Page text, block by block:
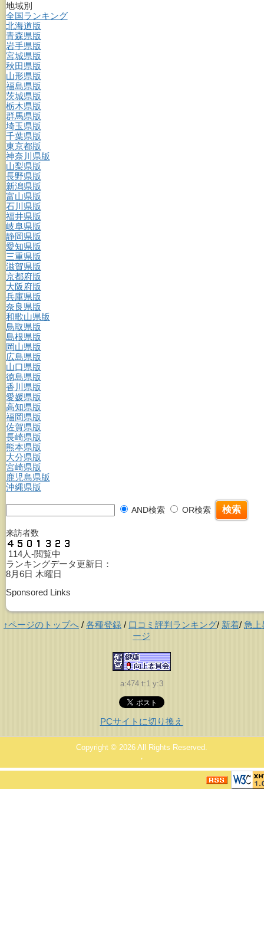
地域別
全国ランキング
北海道版
青森県版
岩手県版
宮城県版
秋田県版
山形県版
福島県版
茨城県版
栃木県版
群馬県版
埼玉県版
千葉県版
東京都版
神奈川県版
山梨県版
長野県版
新潟県版
富山県版
石川県版
福井県版
岐阜県版
静岡県版
愛知県版
三重県版
滋賀県版
京都府版
大阪府版
兵庫県版
奈良県版
和歌山県版
鳥取県版
島根県版
岡山県版
広島県版
山口県版
徳島県版
香川県版
愛媛県版
高知県版
福岡県版
佐賀県版
長崎県版
熊本県版
大分県版
宮崎県版
鹿児島県版
沖縄県版
AND検索 OR検索
来訪者数
114人-閲覧中
ランキングデータ更新日：
8月6日 木曜日
Sponsored Links
↑ページのトップへ / 各種登録 / 口コミ評判ランキング/ 新着/ 急上
ージ
a:474 t:1 y:3
PCサイトに切り換え
Copyright © 2026 All Rights Reserved.
，